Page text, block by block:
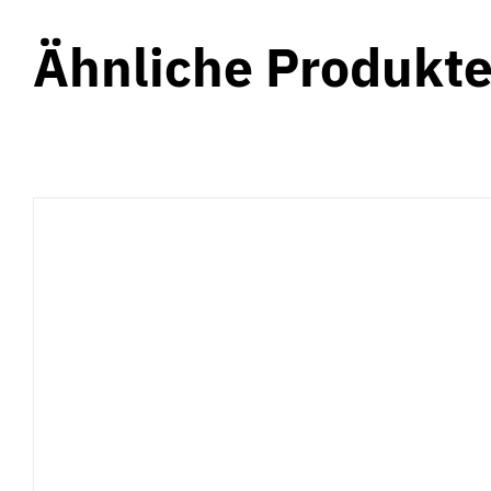
Ähnliche Produkte